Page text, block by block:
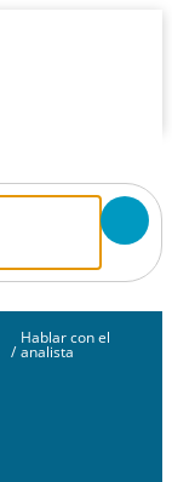
/
Hablar con el
analista